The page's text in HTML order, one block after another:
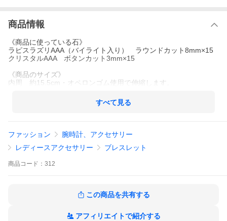
商品情報
《商品に使っている石》
ラピスラズリAAA（バイライト入り） ラウンドカット8mm×15
クリスタルAAA ボタンカット3mm×15
《商品のサイズ》
内周 約15.5cm・オペロンゴム使用で伸縮します。
すべて見る
ファッション
腕時計、アクセサリー
レディースアクセサリー
ブレスレット
商品 コード： 312
この商品を共有する
アフィリエイトで紹介する